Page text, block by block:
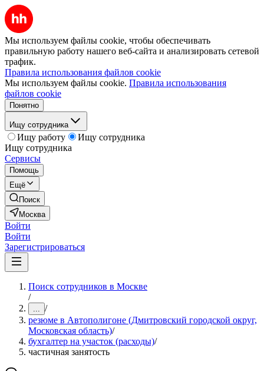
Мы используем файлы cookie, чтобы обеспечивать
правильную работу нашего веб-сайта и анализировать сетевой
трафик.
Правила использования файлов cookie
Мы используем файлы cookie. Правила использования
файлов cookie
Понятно
Ищу сотрудника
Ищу работу
Ищу сотрудника
Ищу сотрудника
Сервисы
Помощь
Ещё
Поиск
Москва
Войти
Войти
Зарегистрироваться
Поиск сотрудников в Москве
/
... /
резюме в Автополигоне (Дмитровский городской округ,
Московская область)/
бухгалтер на участок (расходы)/
частичная занятость